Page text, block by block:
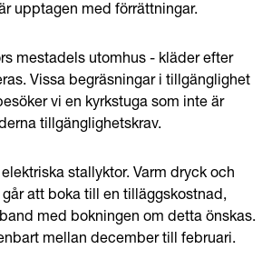
upptagen med förrättningar.
mestadels utomhus - kläder efter
Vissa begräsningar i tillgänglighet
vi en kyrkstuga som inte är
tillgänglighetskrav.
stallyktor. Varm dryck och
går att boka till en tilläggskostnad,
med bokningen om detta önskas.
mellan december till februari.